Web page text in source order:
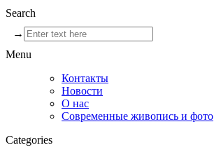
Search
→
Menu
Контакты
Новости
О нас
Современные живопись и фото
Categories